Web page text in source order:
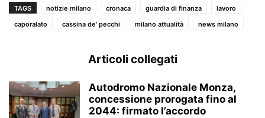
TAGS notizie milano cronaca guardia di finanza
lavoro
caporalato
cassina de' pecchi milano attualità news milano
Articoli collegati
Autodromo Nazionale Monza,
concessione prorogata fino al
2044: firmato l’accordo